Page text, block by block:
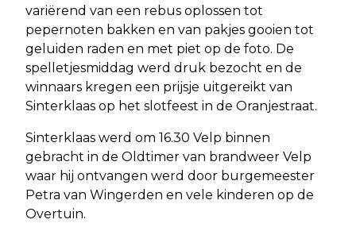
variërend van een rebus oplossen tot
pepernoten bakken en van pakjes gooien tot
geluiden raden en met piet op de foto. De
spelletjesmiddag werd druk bezocht en de
winnaars kregen een prijsje uitgereikt van
Sinterklaas op het slotfeest in de Oranjestraat.
Sinterklaas werd om 16.30 Velp binnen
gebracht in de Oldtimer van brandweer Velp
waar hij ontvangen werd door burgemeester
Petra van Wingerden en vele kinderen op de
Overtuin.